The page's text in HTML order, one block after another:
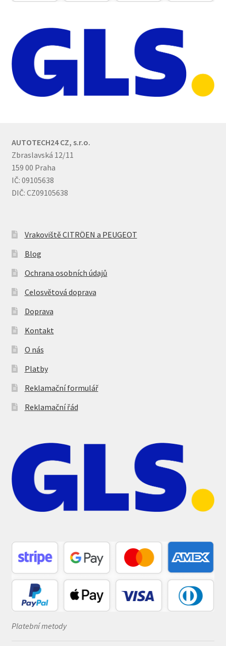
AUTOTECH24 CZ, s.r.o.
Zbraslavská 12/11
159 00 Praha
IČ: 09105638
DIČ: CZ09105638
Vrakoviště CITRÖEN a PEUGEOT
Blog
Ochrana osobních údajů
Celosvětová doprava
Doprava
Kontakt
O nás
Platby
Reklamační formulář
Reklamační řád
Platební metody